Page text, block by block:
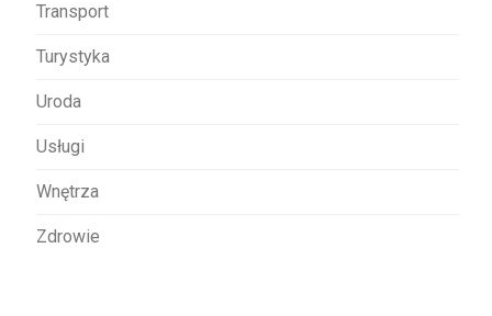
Transport
Turystyka
Uroda
Usługi
Wnętrza
Zdrowie